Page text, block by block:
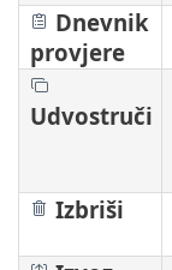
Dnevnik
provjere
Udvostruči
Izbriši